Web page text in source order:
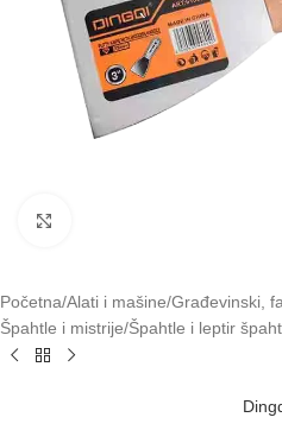
Početna/Alati i mašine/Građevinski,
Špahtle i mistrije/Špahtle i leptir